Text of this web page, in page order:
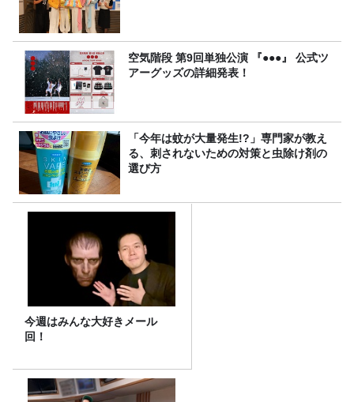
空気階段 第9回単独公演 『●●●』 公式ツ
アーグッズの詳細発表！
「今年は蚊が大量発生!?」専門家が教え
る、刺されないための対策と虫除け剤の
選び方
今週はみんな大好きメール
回！